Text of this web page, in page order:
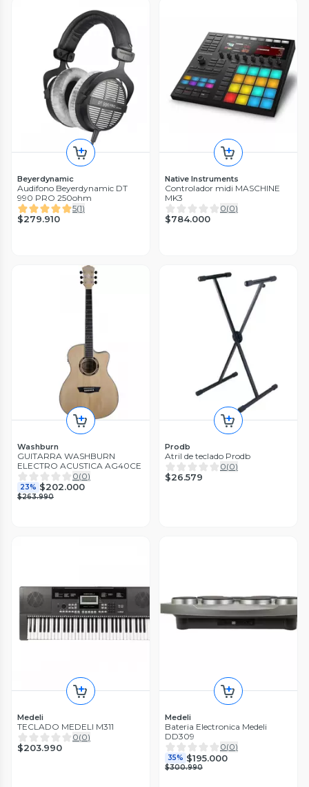
Beyerdynamic
Audifono Beyerdynamic DT
990 PRO 250ohm
5(1)
$279.910
Native Instruments
Controlador midi MASCHINE
MK3
0(0)
$784.000
Washburn
GUITARRA WASHBURN
ELECTRO ACUSTICA AG40CE
0(0)
23% $202.000
$263.990
Prodb
Atril de teclado Prodb
0(0)
$26.579
Medeli
TECLADO MEDELI M311
0(0)
$203.990
Medeli
Bateria Electronica Medeli
DD309
0(0)
35% $195.000
$300.990